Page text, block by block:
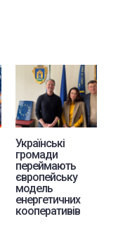
Українські
громади
переймають
європейську
модель
енергетичних
кооперативів